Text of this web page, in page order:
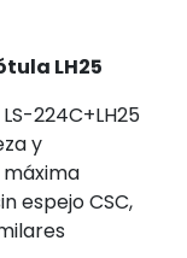
LH25
224C+LH25
y
espejo CSC,